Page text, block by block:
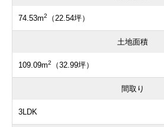
74.53m2 （22.54坪）
土地面積
109.09m2 （32.99坪）
間取り
3LDK